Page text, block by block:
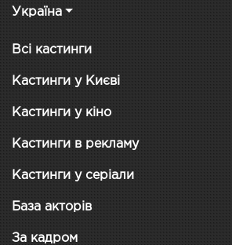
Україна
Всі кастинги
Кастинги у Києві
Кастинги у кіно
Кастинги в рекламу
Кастинги у серіали
База акторів
За кадром